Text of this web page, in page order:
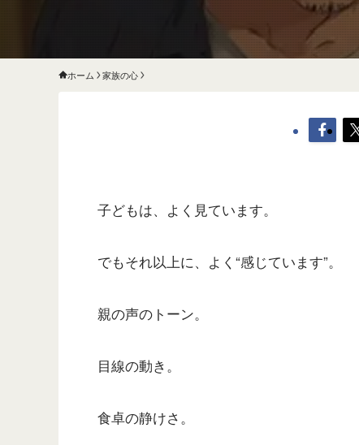
ホーム 家族の心
子どもは、よく見ています。
でもそれ以上に、よく“感じています”。
親の声のトーン。
目線の動き。
食卓の静けさ。